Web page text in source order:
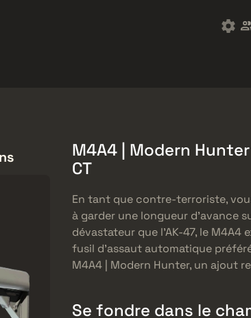
M4A4 | Modern
CT
En tant que contre-terroriste,
à garder une longueur d’avance
dévastateur que l’AK-47, le
fusil d’assaut automatique
M4A4 | Modern Hunter, un ajout
Se fondre dans le